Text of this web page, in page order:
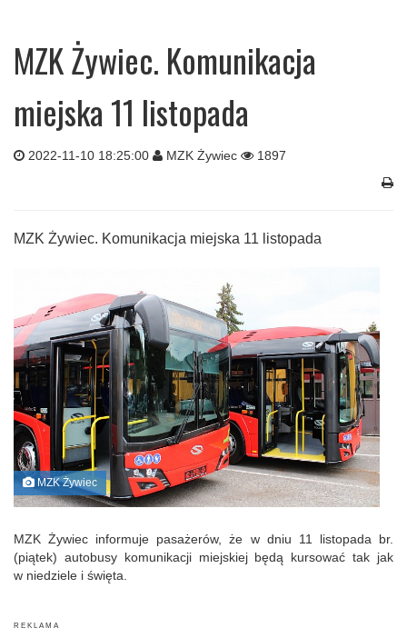
MZK Żywiec. Komunikacja
miejska 11 listopada
2022-11-10 18:25:00 MZK Żywiec 1897
MZK Żywiec. Komunikacja miejska 11 listopada
MZK Żywiec
MZK Żywiec informuje pasażerów, że w dniu 11 listopada br.
(piątek) autobusy komunikacji miejskiej będą kursować tak jak
w niedziele i święta.
R E K L A M A